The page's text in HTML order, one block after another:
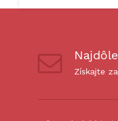
Získajte